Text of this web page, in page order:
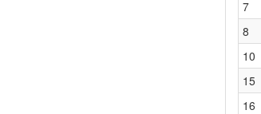
7
8
10
15
16